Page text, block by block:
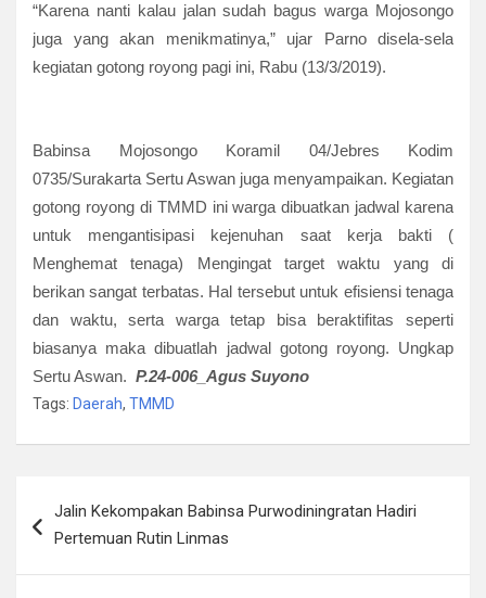
“Karena nanti kalau jalan sudah bagus warga Mojosongo
juga yang akan menikmatinya,” ujar Parno disela-sela
kegiatan gotong royong pagi ini, Rabu (13/3/2019).
Babinsa Mojosongo Koramil 04/Jebres Kodim
0735/Surakarta Sertu Aswan juga menyampaikan. Kegiatan
gotong royong di TMMD ini warga dibuatkan jadwal karena
untuk mengantisipasi kejenuhan saat kerja bakti (
Menghemat tenaga) Mengingat target waktu yang di
berikan sangat terbatas. Hal tersebut untuk efisiensi tenaga
dan waktu, serta warga tetap bisa beraktifitas seperti
biasanya maka dibuatlah jadwal gotong royong. Ungkap
Sertu Aswan. P.24-006_ Agus Suyono
Tags: Daerah, TMMD
posJalin Kekompakan Babinsa Purwodiningratan Hadiri
Pertemuan Rutin Linmas